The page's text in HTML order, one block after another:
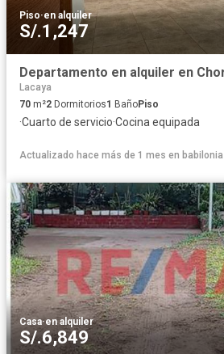
Piso·en alquiler
S/.1,247
Lacaya
70 m²2 Dormitorios1 BañoPiso
·Cuarto de servicio·Cocina equipada
Actualizado hace más de 1 mes en babilonia
Casa·en alquiler
S/.6,849